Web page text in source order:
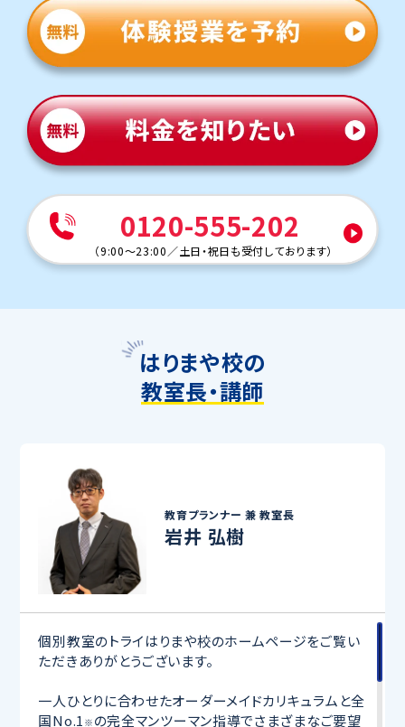
0120-555-202
（9:00～23:00 ／土日・祝日も受付しております）
はりまや校の
教室長・講師
教育プランナー 兼教室長
岩井 弘樹
個別教室のトライはりまや校のホームページをご覧い
ただきありがとうございます。
一人ひとりに合わせたオーダーメイドカリキュラムと全
国No.1 ※ の完全マンツーマン指導でさまざまなご要望